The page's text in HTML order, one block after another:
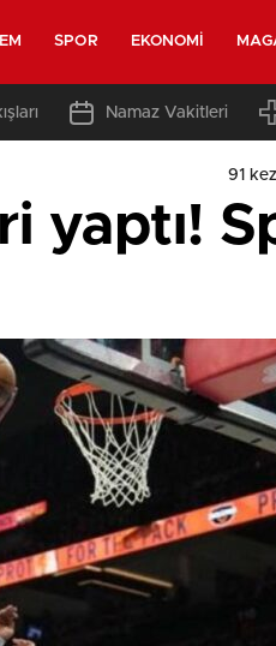
SPOR EKONOMI
Namaz Vakitleri
91
yaptı!